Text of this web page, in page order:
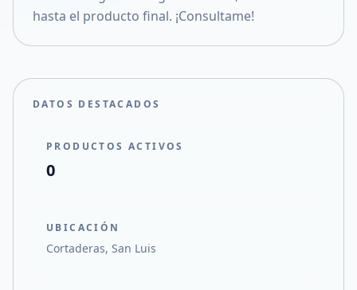
hasta el producto final. ¡Consultame!
DATOS DESTACADOS
PRODUCTOS ACTIVOS
0
UBICACIÓN
Cortaderas, San Luis